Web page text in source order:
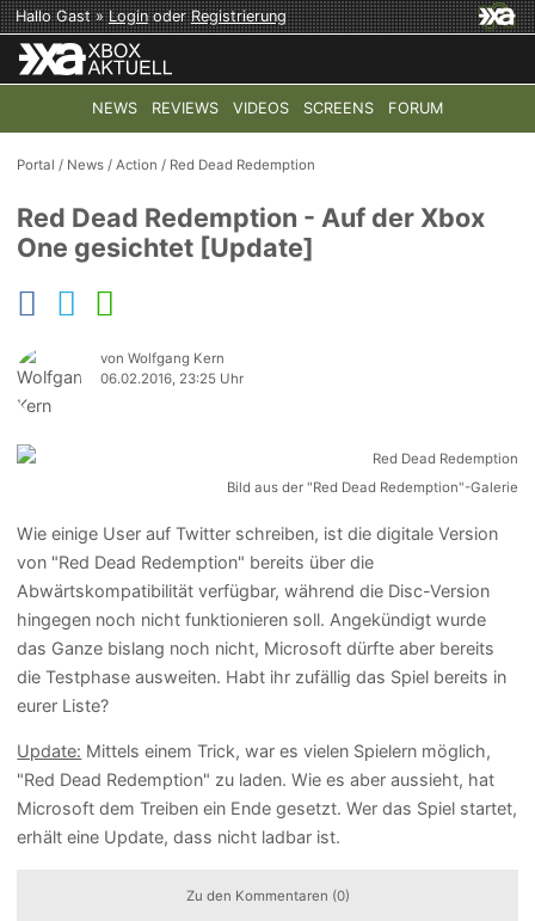
Hallo Gast »LoginoderRegistrierung
NEWS REVIEWS VIDEOS SCREENS FORUM
TOP-THEMEN: COD: MODERN WARFARE 4 HALO:
Portal / News /Action / Red Dead Redemption
Red Dead Redemption - Auf der Xbox
One gesichtet [Update]
von Wolfgang Kern
06.02.2016, 23:25 Uhr
Bild aus der "Red Dead Redemption"-Galerie
Wie einige User auf Twitter schreiben, ist die digitale Version
von "Red Dead Redemption" bereits über die
Abwärtskompatibilität verfügbar, während die Disc-Version
hingegen noch nicht funktionieren soll. Angekündigt wurde
das Ganze bislang noch nicht, Microsoft dürfte aber bereits
die Testphase ausweiten. Habt ihr zufällig das Spiel bereits in
eurer Liste?
Update: Mittels einem Trick, war es vielen Spielern möglich,
"Red Dead Redemption" zu laden. Wie es aber aussieht, hat
Microsoft dem Treiben ein Ende gesetzt. Wer das Spiel startet,
erhält eine Update, dass nicht ladbar ist.
Zu den Kommentaren (0)